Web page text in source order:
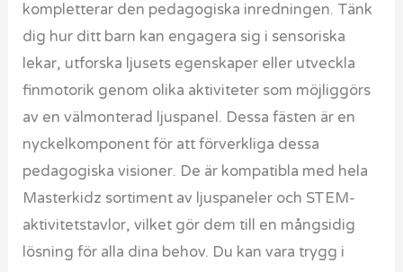
kompletterar den pedagogiska inredningen. Tänk
dig hur ditt barn kan engagera sig i sensoriska
lekar, utforska ljusets egenskaper eller utveckla
finmotorik genom olika aktiviteter som möjliggörs
av en välmonterad ljuspanel. Dessa fästen är en
nyckelkomponent för att förverkliga dessa
pedagogiska visioner. De är kompatibla med hela
Masterkidz sortiment av ljuspaneler och STEM-
aktivitetstavlor, vilket gör dem till en mångsidig
lösning för alla dina behov. Du kan vara trygg i